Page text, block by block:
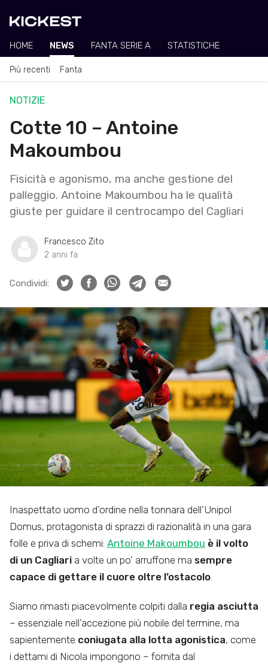
HOME NEWS FANTA SERIE A STATISTICHE
Più recenti Fanta
NOTIZIE
Cotte 10 – Antoine
Makoumbou
Fisicità e agonismo, ma anche gestione del
palleggio. Antoine Makoumbou ha le qualità
giuste per guidare il centrocampo del Cagliari
Francesco Zito
2 anni fa
Condividi:
Inaspettato uomo d’ordine nella tonnara dell’Unipol
Domus, protagonista di sprazzi di razionalità in una gara
folle e priva di schemi: Antoine Makoumbou è il volto
di un Cagliari a volte un po’ arruffone ma sempre
capace di gettare il cuore oltre l’ostacolo.
Siamo rimasti piacevolmente colpiti dalla regia asciutta
– essenziale nell’accezione più nobile del termine, ma
sapientemente coniugata alla lotta agonistica, come
i dettami di Nicola impongono – fornita dal